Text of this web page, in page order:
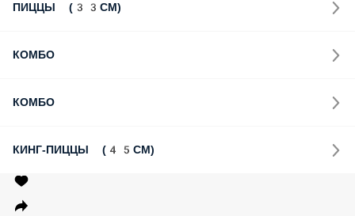
ПИЦЦЫ (33СМ)
КОМБО
КОМБО
КИНГ-ПИЦЦЫ (45СМ)